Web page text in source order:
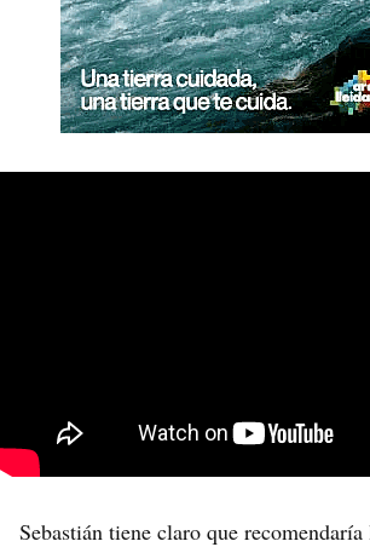
Sebastián tiene claro que